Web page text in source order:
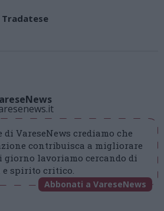
VareseNews crediamo che
contribuisca a migliorare
lavoriamo cercando di
spirito critico.
Abbonati a VareseNews